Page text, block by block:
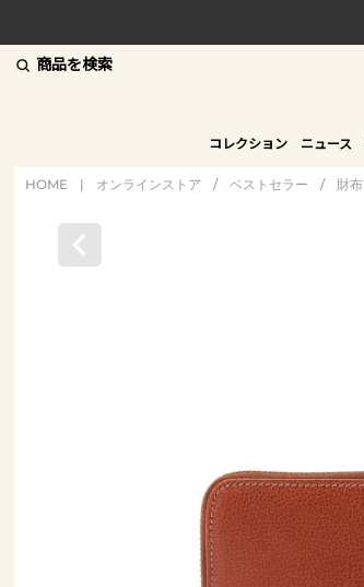
商品を検索
コレクション ニュース
HOME | オンラインストア / ベストセラー / 財布